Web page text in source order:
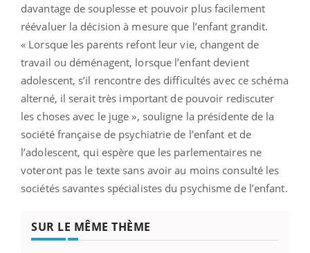
davantage de souplesse et pouvoir plus facilement
réévaluer la décision à mesure que l’enfant grandit.
« Lorsque les parents refont leur vie, changent de
travail ou déménagent, lorsque l’enfant devient
adolescent, s’il rencontre des difficultés avec ce schéma
alterné, il serait très important de pouvoir rediscuter
les choses avec le juge », souligne la présidente de la
société française de psychiatrie de l’enfant et de
l’adolescent, qui espère que les parlementaires ne
voteront pas le texte sans avoir au moins consulté les
sociétés savantes spécialistes du psychisme de l’enfant.
SUR LE MÊME THÈME